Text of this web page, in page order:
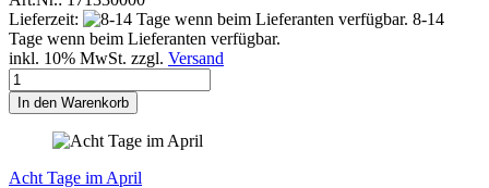
Lieferzeit:
8-14
Tage wenn beim Lieferanten verfügbar.
inkl. 10% MwSt. zzgl. Versand
In den Warenkorb
Acht Tage im April